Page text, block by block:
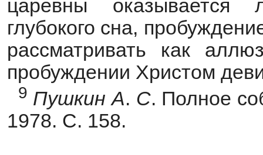
царевны оказывается
глубокого сна,
рассматривать как
пробуждении Христом
9 Пушкин А. С. Полное
1978. С. 158.